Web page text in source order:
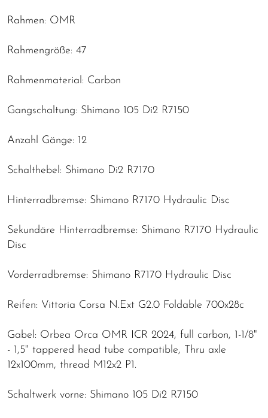
Rahmen: OMR
Rahmengröße: 47
Rahmenmaterial: Carbon
Gangschaltung: Shimano 105 Di2 R7150
Anzahl Gänge: 12
Schalthebel: Shimano Di2 R7170
Hinterradbremse: Shimano R7170 Hydraulic Disc
Sekundäre Hinterradbremse: Shimano R7170 Hydraulic
Disc
Vorderradbremse: Shimano R7170 Hydraulic Disc
Reifen: Vittoria Corsa N.Ext G2.0 Foldable 700x28c
Gabel: Orbea Orca OMR ICR 2024, full carbon, 1-1/8"
- 1,5" tappered head tube compatible, Thru axle
12x100mm, thread M12x2 P1.
Schaltwerk vorne: Shimano 105 Di2 R7150